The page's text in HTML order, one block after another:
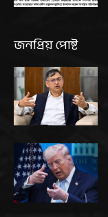
জনপ্রিয় পোষ্ট